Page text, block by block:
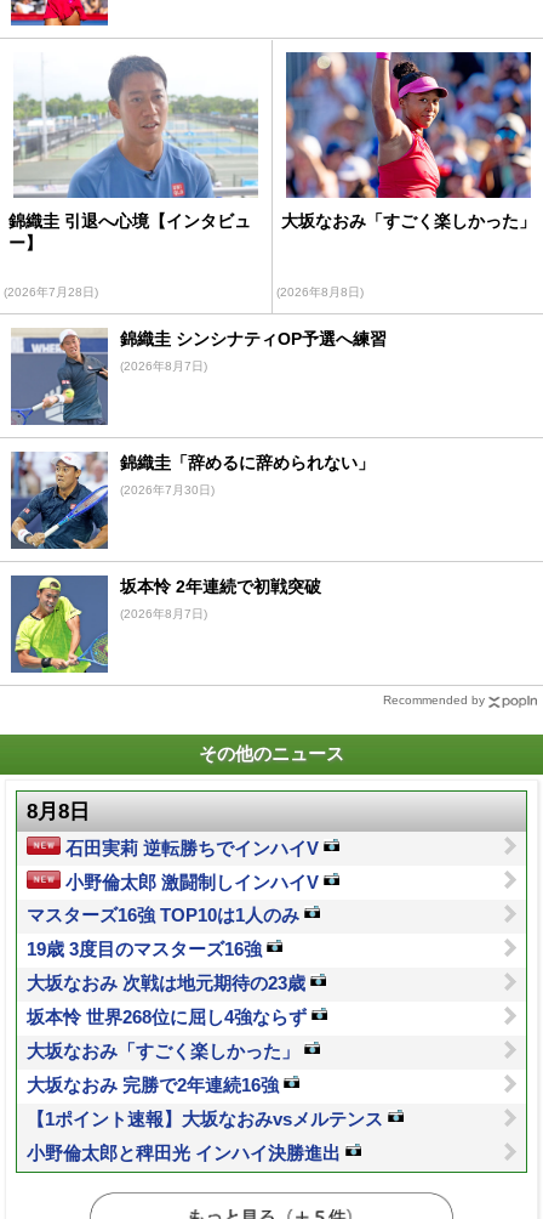
錦織圭 引退へ心境【インタビュ
ー】
(2026年7月28日)
大坂なおみ「すごく楽しかった」
(2026年8月8日)
錦織圭 シンシナティOP予選へ練習
(2026年8月7日)
錦織圭「辞めるに辞められない」
(2026年7月30日)
坂本怜 2年連続で初戦突破
(2026年8月7日)
Recommended by
その他のニュース
8月8日
石田実莉 逆転勝ちでインハイV
小野倫太郎 激闘制しインハイV
マスターズ16強 TOP10は1人のみ
19歳 3度目のマスターズ16強
大坂なおみ 次戦は地元期待の23歳
坂本怜 世界268位に屈し4強ならず
大坂なおみ「すごく楽しかった」
大坂なおみ 完勝で2年連続16強
【1ポイント速報】大坂なおみvsメルテンス
小野倫太郎と稗田光 インハイ決勝進出